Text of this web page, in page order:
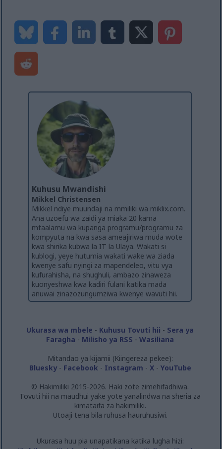
Kuhusu Mwandishi
Mikkel Christensen
Mikkel ndiye muundaji na mmiliki wa miklix.com.
Ana uzoefu wa zaidi ya miaka 20 kama
mtaalamu wa kupanga programu/programu za
kompyuta na kwa sasa ameajiriwa muda wote
kwa shirika kubwa la IT la Ulaya. Wakati si
kublogi, yeye hutumia wakati wake wa ziada
kwenye safu nyingi za mapendeleo, vitu vya
kufurahisha, na shughuli, ambazo zinaweza
kuonyeshwa kwa kadiri fulani katika mada
anuwai zinazozungumziwa kwenye wavuti hii.
Ukurasa wa mbele - Kuhusu Tovuti hii - Sera ya
Faragha - Milisho ya RSS -Wasiliana
Mitandao ya kijamii (Kiingereza pekee):
Bluesky- Facebook - Instagram - X- YouTube
© Hakimiliki 2015-2026. Haki zote zimehifadhiwa.
Tovuti hii na maudhui yake yote yanalindwa na sheria za
kimataifa za hakimiliki.
Utoaji tena bila ruhusa hauruhusiwi.
Ukurasa huu pia unapatikana katika lugha hizi: